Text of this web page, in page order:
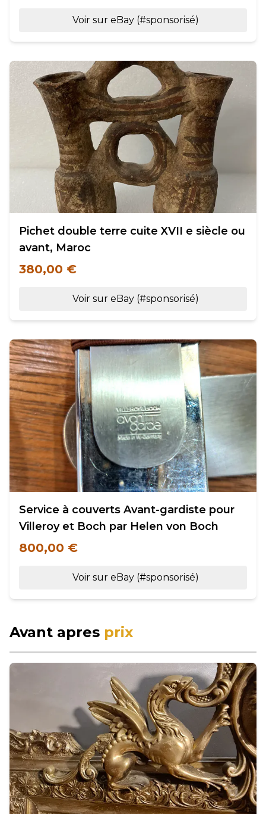
Voir sur eBay (#sponsorisé)
Pichet double terre cuite XVII e siècle ou
avant, Maroc
380,00 €
Voir sur eBay (#sponsorisé)
Service à couverts Avant-gardiste pour
Villeroy et Boch par Helen von Boch
800,00 €
Voir sur eBay (#sponsorisé)
Avant apres prix